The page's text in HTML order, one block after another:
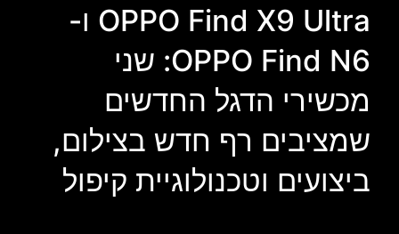
OPPO Find X9 Ultra ו-
OPPO Find N6: שני
מכשירי הדגל החדשים
שמציבים רף חדש בצילום,
ביצועים וטכנולוגיית קיפול